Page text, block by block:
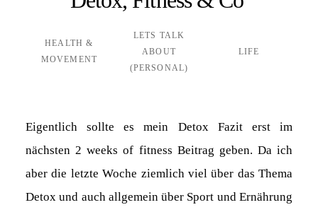
HEALTH &
MOVEMENT
LETS TALK
ABOUT
(PERSONAL)
LIFE
Eigentlich sollte es mein Detox Fazit erst im
nächsten 2 weeks of fitness Beitrag geben. Da ich
aber die letzte Woche ziemlich viel über das Thema
Detox und auch allgemein über Sport und Ernährung